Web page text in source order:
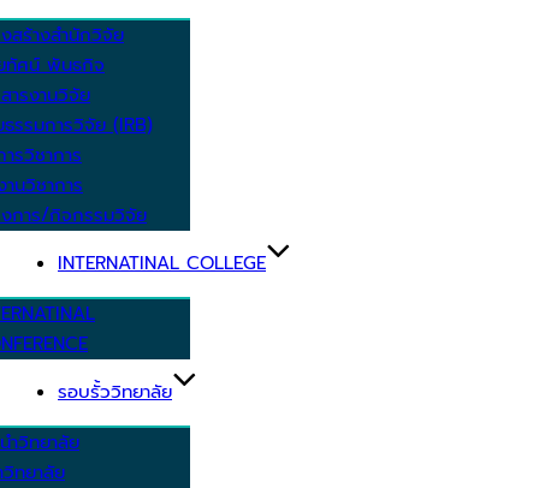
สร้างสำนักวิจัย
ทัศน์ พันธกิจ
ารงานวิจัย
รรมการวิจัย (IRB)
รวิชาการ
นวิชาการ
งการ/กิจกรรมวิจัย
INTERNATINAL COLLEGE
รอบรั้ววิทยาลัย
ำวิทยาลัย
ทยาลัย